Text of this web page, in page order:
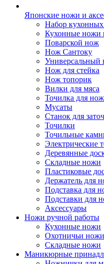
Японские ножи и
Набор
Кухонные ножи
Поварской нож
Нож Сантоку
Универсальный
Нож для стейка
Нож топорик
Вилки для мяса
Точилка для
Мусаты
Станок для
Точилки
Точильные
Электрические
Деревянные
Складные ножи
Пластиковые
Держатель для
Подставка для
Подставки для
Аксессуары
Ножи ручной работы
Кухонные ножи
Охотничьи ножи
Складные ножи
Маникюрные